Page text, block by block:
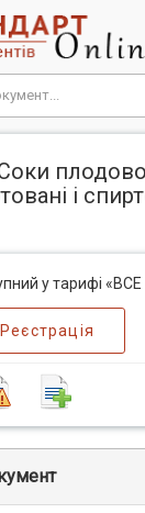
і
у тарифі
Реєстрація